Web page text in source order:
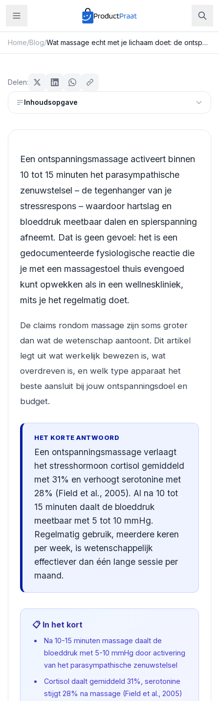
Home/Blog/ Wat massage echt met je lichaam doet: de ontspanningseffecten wetenschappelijk bekeken
Wat massage echt met je lichaam
doet: de ontspanningseffecten
wetenschappelijk bekeken
Redactie ProductPraat
Delen:
Inhoudsopgave
Een ontspanningsmassage activeert binnen
10 tot 15 minuten het parasympathische
zenuwstelsel – de tegenhanger van je
stressrespons – waardoor hartslag en
bloeddruk meetbaar dalen en spierspanning
afneemt. Dat is geen gevoel: het is een
gedocumenteerde fysiologische reactie die
je met een massagestoel thuis evengoed
kunt opwekken als in een wellneskliniek,
mits je het regelmatig doet.
De claims rondom massage zijn soms groter
dan wat de wetenschap aantoont. Dit artikel
legt uit wat werkelijk bewezen is, wat
overdreven is, en welk type apparaat het
beste aansluit bij jouw ontspanningsdoel en
budget.
HET KORTE ANTWOORD
Een ontspanningsmassage verlaagt
het stresshormoon cortisol gemiddeld
met 31% en verhoogt serotonine met
28% (Field et al., 2005). Al na 10 tot
15 minuten daalt de bloeddruk
meetbaar met 5 tot 10 mmHg.
Regelmatig gebruik, meerdere keren
per week, is wetenschappelijk
effectiever dan één lange sessie per
maand.
📋 In het kort
Na 10-15 minuten massage daalt de
bloeddruk met 5-10 mmHg door activering
van het parasympathische zenuwstelsel
Cortisol daalt gemiddeld 31%, serotonine
stijgt 28% na massage (Field et al., 2005)